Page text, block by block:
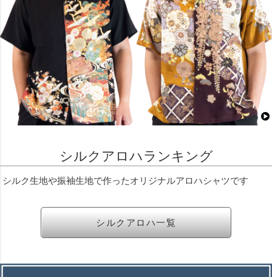
シルクアロハランキング
シルク生地や振袖生地で作ったオリジナルアロハシャツです
シルクアロハ一覧